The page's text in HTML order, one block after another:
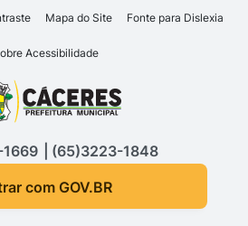
e links
[alt+1]Mapa do Site Fonte para Dislexia
Acessibilidade
menu principal
(65)3223-1848
com GOV.BR